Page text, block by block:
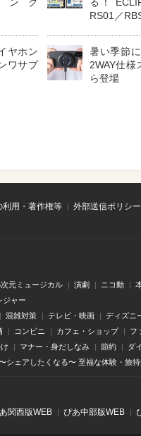
RS01／
ヤホン
ワサプ
暑い季節
2WAY仕
ら登場
利用・著作権等 外部送信ポリシー
元ミュージカル 演劇 ニコ動
ジャー
混雑対策 テレビ・映画 ディズニ
コンビニ カフェ・ショップ フ
マナー・身だしなみ 節約 ダ
〜シェアしたくなる〜 至福な体験・旅
関⻄版WEB ぴあ中部版WEB